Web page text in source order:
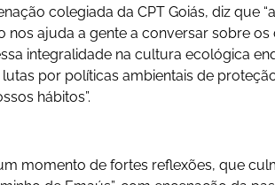
colegiada da CPT Goiás, diz que
ajuda a gente a conversar sobre
integralidade na cultura ecológica
por políticas ambientais de
hábitos”.
momento de fortes reflexões, que